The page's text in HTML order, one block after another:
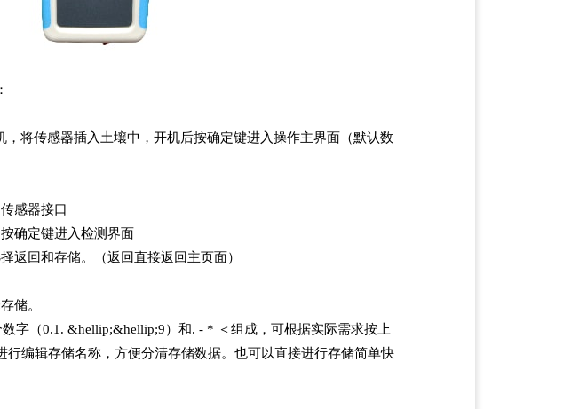
将传感器插入土壤中，开机后按确定键进入操作主界面（默认数
感器接口
确定键进入检测界面
返回和存储。（返回直接返回主页面）
储。
字（0.1. &hellip;&hellip;9）和. - * ＜组成，可根据实际需求按上
行编辑存储名称，方便分清存储数据。也可以直接进行存储简单快